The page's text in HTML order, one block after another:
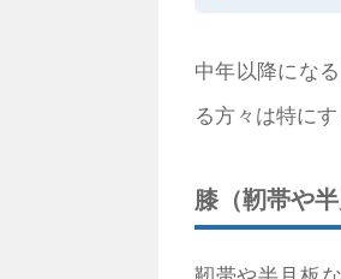
中年以降にな
る方々は特に
膝（靭帯や